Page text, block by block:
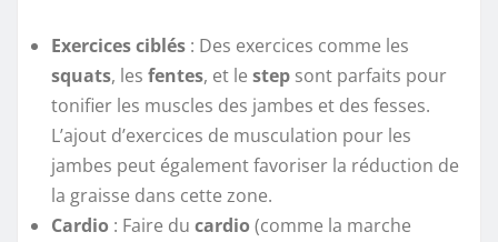
Exercices ciblés : Des exercices comme les
squats, les fentes, et le step sont parfaits pour
tonifier les muscles des jambes et des fesses.
L’ajout d’exercices de musculation pour les
jambes peut également favoriser la réduction de
la graisse dans cette zone.
Cardio : Faire du cardio (comme la marche